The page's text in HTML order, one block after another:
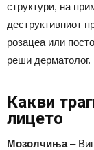
структури, на
деструктивниот
розацеа или
реши дерматолог.
Какви
лицето
Мозолчиња–